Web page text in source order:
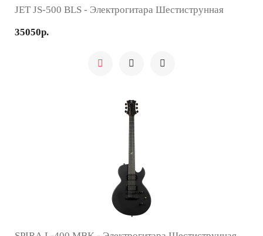
JET JS-500 BLS - Электрогитара Шестиструнная
35050р.